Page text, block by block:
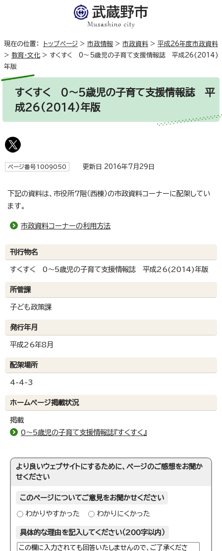
現在の位置： トップページ > 市政情報 > 市政資料 > 平成26年度市政資料
> 教育・文化 > すくすく 0～5歳児の子育て支援情報誌 平成26(2014)
年版
すくすく 0～5歳児の子育て支援情報誌 平
成26(2014)年版
ページ番号1009050 更新日 2016年7月29日
下記の資料は、市役所7階（西棟）の市政資料コーナーに配架してい
ます。
市政資料コーナーの利用方法
刊行物名
すくすく 0～5歳児の子育て支援情報誌 平成26(2014)年版
所管課
子ども政策課
発行年月
平成26年8月
配架場所
4-4-3
ホームページ掲載状況
掲載
0～5歳児の子育て支援情報誌『すくすく』
より良いウェブサイトにするために、ページのご感想をお聞か
せください
このページについてご意見をお聞かせください
わかりやすかった わかりにくかった
具体的な理由を記入してください（200字以内）